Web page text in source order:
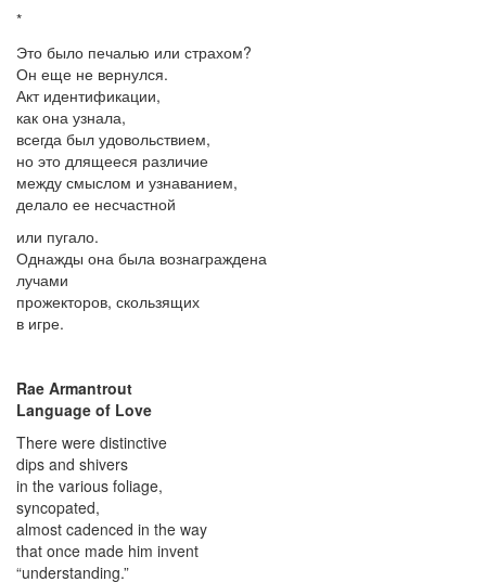
*
Это было печалью или страхом?
Он еще не вернулся.
Акт идентификации,
как она узнала,
всегда был удовольствием,
но это длящееся различие
между смыслом и узнаванием,
делало ее несчастной
или пугало.
Однажды она была вознаграждена
лучами
прожекторов, скользящих
в игре.
Rae Armantrout
Language of Love
There were distinctive
dips and shivers
in the various foliage,
syncopated,
almost cadenced in the way
that once made him invent
“understanding.”